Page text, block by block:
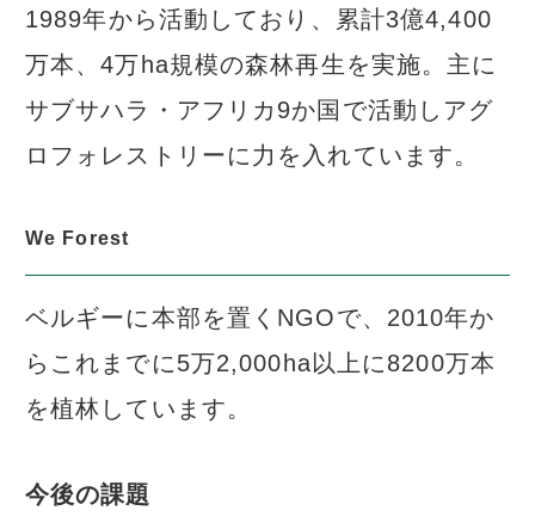
1989年から活動しており、累計3億4,400
万本、4万ha規模の森林再生を実施。主に
サブサハラ・アフリカ9か国で活動しアグ
ロフォレストリーに力を入れています。
We Forest
ベルギーに本部を置くNGOで、2010年か
らこれまでに5万2,000ha以上に8200万本
を植林しています。
今後の課題